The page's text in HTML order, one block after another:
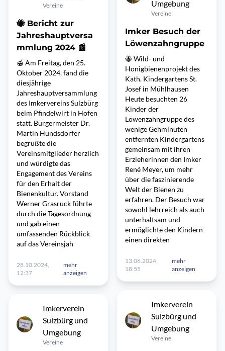
Vereine
🐝 Bericht zur
Jahreshauptversa
mmlung 2024 📰
🍯 Am Freitag, den 25.
Oktober 2024, fand die
diesjährige
Jahreshauptversammlung
des Imkervereins Sulzbürg
beim Pfindelwirt in Hofen
statt. Bürgermeister Dr.
Martin Hundsdorfer
begrüßte die
Vereinsmitglieder herzlich
und würdigte das
Engagement des Vereins
für den Erhalt der
Bienenkultur. Vorstand
Werner Grasruck führte
durch die Tagesordnung
und gab einen
umfassenden Rückblick
auf das Vereinsjah
28.10.2024,
12:37
mehr
anzeigen
Imkerverein
Sulzbürg und
Umgebung
Vereine
Umgebung
Vereine
Imker Besuch der
Löwenzahngruppe
🐝 Wild- und
Honigbienenprojekt des
Kath. Kindergartens St.
Josef in Mühlhausen
Heute besuchten 26
Kinder der
Löwenzahngruppe des
wenige Gehminuten
entfernten Kindergartens
gemeinsam mit ihren
Erzieherinnen den Imker
René Meyer, um mehr
über die faszinierende
Welt der Bienen zu
erfahren. Der Besuch war
sowohl lehrreich als auch
unterhaltsam und
ermöglichte den Kindern
einen direkten
13.06.2024,
18:55
mehr
anzeigen
Imkerverein
Sulzbürg und
Umgebung
Vereine